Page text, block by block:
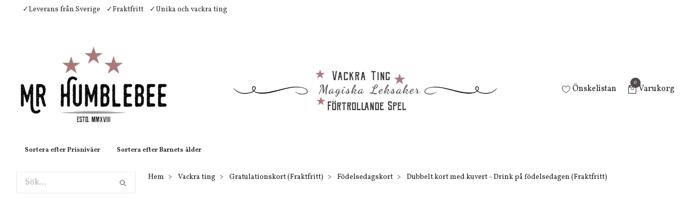
✓Leverans från Sverige ✓Fraktfritt ✓Unika och vackra ting
Önskelistan
0
Varukorg
Sortera efter Prisnivåer Sortera efter Barnets ålder
Hem Vackra ting Gratulationskort (Fraktfritt) Födelsedagskort Dubbelt kort med kuvert - Drink på födelsedagen (Fraktfritt)